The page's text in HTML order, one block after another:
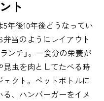
ト
年後10年後どうなってい
当のようにレイアウト
ンチ」。一食分の栄養が
虫を肉としてたべる時
クト。ペットボトルに
、ハンバーガーをイメ